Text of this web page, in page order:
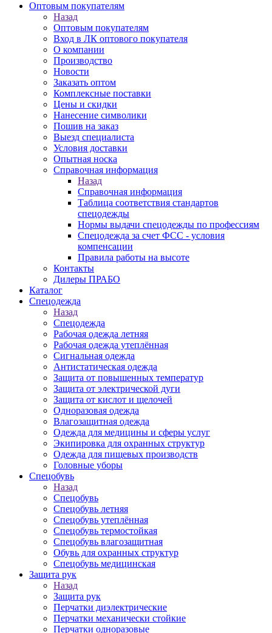
Оптовым покупателям
Назад
Оптовым покупателям
Вход в ЛК оптового покупателя
О компании
Производство
Новости
Заказать оптом
Комплексные поставки
Цены и скидки
Нанесение символики
Пошив на заказ
Выезд специалиста
Условия доставки
Опытная носка
Справочная информация
Назад
Справочная информация
Таблица соответствия стандартов
спецодежды
Нормы выдачи спецодежды по профессиям
Спецодежда за счет ФСС - условия
компенсации
Правила работы на высоте
Контакты
Дилеры ПРАБО
Каталог
Спецодежда
Назад
Спецодежда
Рабочая одежда летняя
Рабочая одежда утеплённая
Сигнальная одежда
Антистатическая одежда
Защита от повышенных температур
Защита от электрической дуги
Защита от кислот и щелочей
Одноразовая одежда
Влагозащитная одежда
Одежда для медицины и сферы услуг
Экипировка для охранных структур
Одежда для пищевых производств
Головные уборы
Спецобувь
Назад
Спецобувь
Спецобувь летняя
Спецобувь утеплённая
Спецобувь термостойкая
Спецобувь влагозащитная
Обувь для охранных структур
Спецобувь медицинская
Защита рук
Назад
Защита рук
Перчатки диэлектрические
Перчатки механически стойкие
Перчатки одноразовые